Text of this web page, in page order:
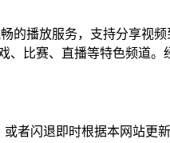
的播放服务，支持分享视频
、比赛、直播等特色频道。
者闪退即时根据本网站更新